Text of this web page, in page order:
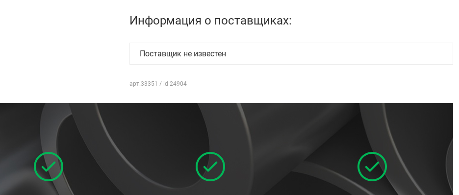
Информация о поставщиках:
Поставщик не известен
арт.33351 / id 24904